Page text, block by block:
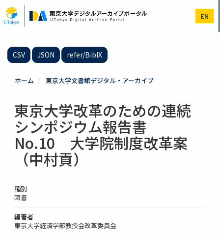
イ
ン
EN
CSV JSON refer/BibIX
ホーム 東京大学文書館デジタル・アーカイブ
東京大学改革のための連続
シンポジウム報告書
No.10 大学院制度改革案
（中村貢）
種別
図書
編著者
東京大学経済学部教授会改革委員会